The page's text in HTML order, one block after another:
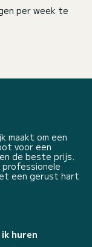
per week te
maakt om een
voor een
de beste prijs.
professionele
een gerust hart
huren